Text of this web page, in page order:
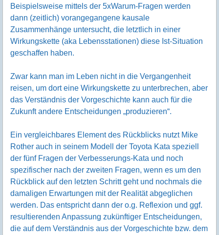
Beispielsweise mittels der 5xWarum-Fragen werden
dann (zeitlich) vorangegangene kausale
Zusammenhänge untersucht, die letztlich in einer
Wirkungskette (aka Lebensstationen) diese Ist-Situation
geschaffen haben.
Zwar kann man im Leben nicht in die Vergangenheit
reisen, um dort eine Wirkungskette zu unterbrechen, aber
das Verständnis der Vorgeschichte kann auch für die
Zukunft andere Entscheidungen „produzieren“.
Ein vergleichbares Element des Rückblicks nutzt Mike
Rother auch in seinem Modell der Toyota Kata speziell
der fünf Fragen der Verbesserungs-Kata und noch
spezifischer nach der zweiten Fragen, wenn es um den
Rückblick auf den letzten Schritt geht und nochmals die
damaligen Erwartungen mit der Realität abgeglichen
werden. Das entspricht dann der o.g. Reflexion und ggf.
resultierenden Anpassung zukünftiger Entscheidungen,
die auf dem Verständnis aus der Vorgeschichte bzw. dem